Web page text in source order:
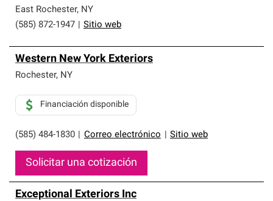
East Rochester, NY
(585) 872-1947
Sitio web
Western New York Exteriors
Rochester, NY
(585) 484-1830 Correo electrónico Sitio web
Financiación disponible
Solicitar una cotización
Exceptional Exteriors Inc